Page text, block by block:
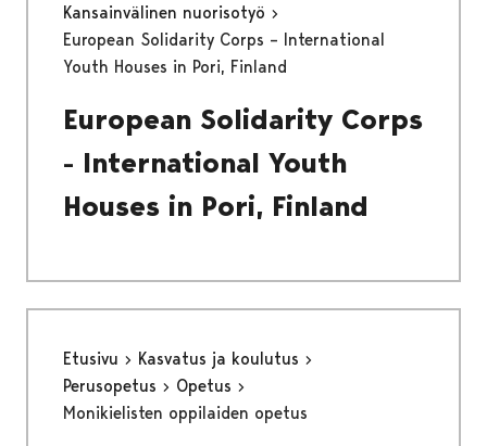
Kansainvälinen nuorisotyö
European Solidarity Corps – International
Youth Houses in Pori, Finland
European Solidarity Corps
- International Youth
Houses in Pori, Finland
Etusivu
Kasvatus ja koulutus
Perusopetus
Opetus
Monikielisten oppilaiden opetus